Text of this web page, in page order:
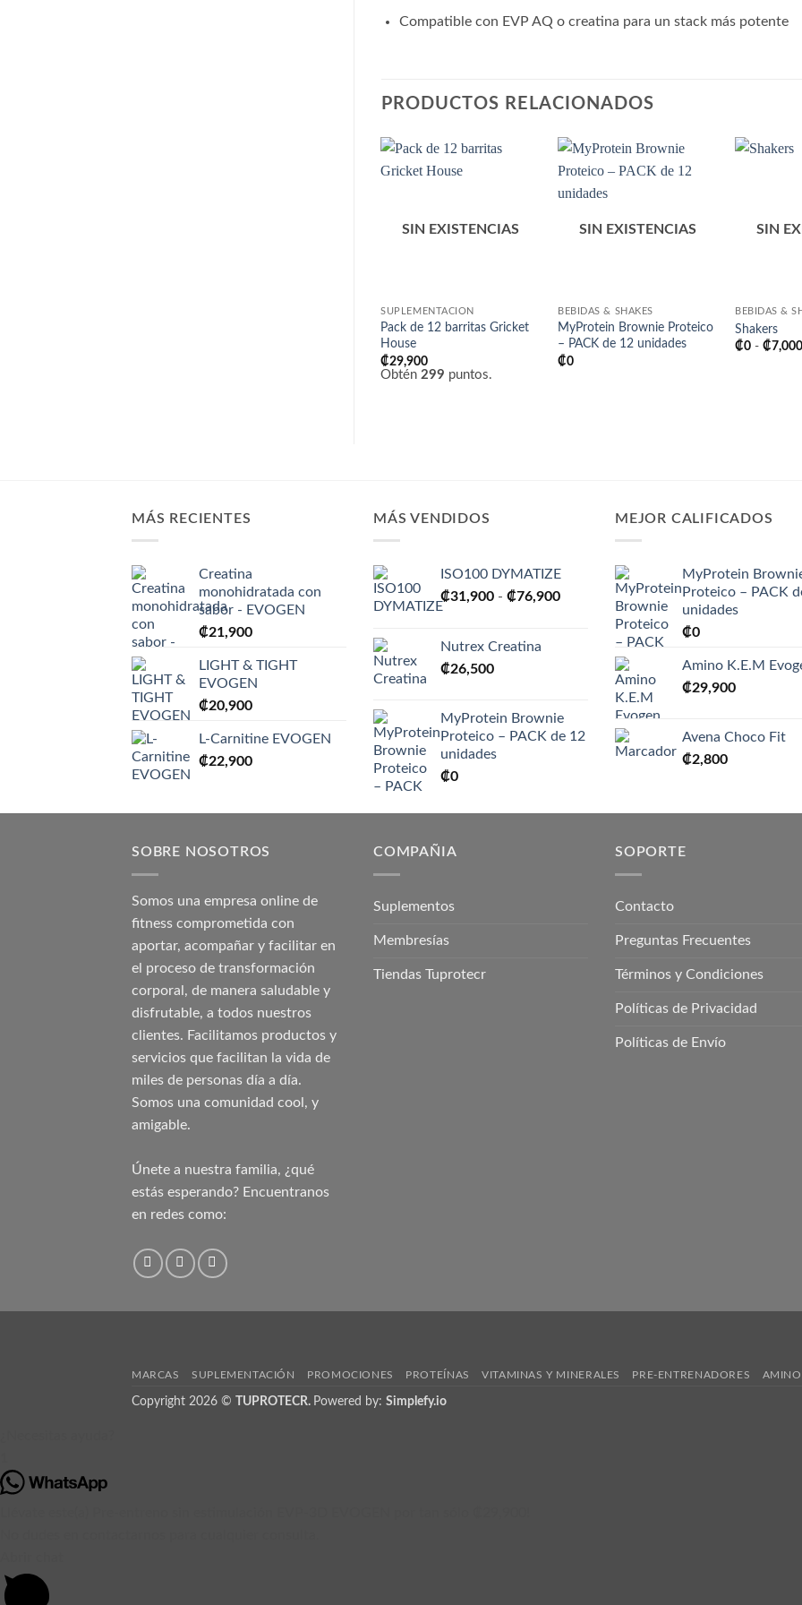
Compatible con EVP AQ o creatina para un stack más potente
PRODUCTOS RELACIONADOS
de
deseos
SIN EXISTENCIAS
SUPLEMENTACIÓN
Pack de 12 barritas Gricket
House
₡29,900
Obtén 299 puntos.
de
deseos
SIN EXISTENCIAS
BEBIDAS & SHAKES
MyProtein Brownie Proteico
– PACK de 12 unidades
₡0
SIN
BEBIDAS &
Shakers
₡0 - ₡7,000
MÁS RECIENTES
Creatina
monohidratada con
sabor - EVOGEN
₡21,900
LIGHT & TIGHT
EVOGEN
₡20,900
L-Carnitine EVOGEN
₡22,900
MÁS VENDIDOS
ISO100 DYMATIZE
₡31,900 - ₡76,900Rango
Nutrex Creatina
₡26,500
MyProtein Brownie
Proteico – PACK de 12
unidades
₡0
MEJOR CALIFICADOS
MyProtein
Proteico – PACK
unidades
₡0
Amino K.E.M
₡29,900
Avena Choco Fit
₡2,800
SOBRE NOSOTROS
Somos una empresa online de
fitness comprometida con
aportar, acompañar y facilitar en
el proceso de transformación
corporal, de manera saludable y
disfrutable, a todos nuestros
clientes. Facilitamos productos y
servicios que facilitan la vida de
miles de personas día a día.
Somos una comunidad cool, y
amigable.
Únete a nuestra familia, ¿qué
estás esperando? Encuentranos
en redes como:
COMPAÑIA
Suplementos
Membresías
Tiendas Tuprotecr
SOPORTE
Contacto
Preguntas Frecuentes
Términos y Condiciones
Políticas de Privacidad
Políticas de Envío
MARCAS SUPLEMENTACIÓN PROMOCIONES PROTEÍNAS VITAMINAS Y MINERALES PRE-ENTRENADORES
Copyright 2026 © TUPROTECR. Powered by: Simplefy.io